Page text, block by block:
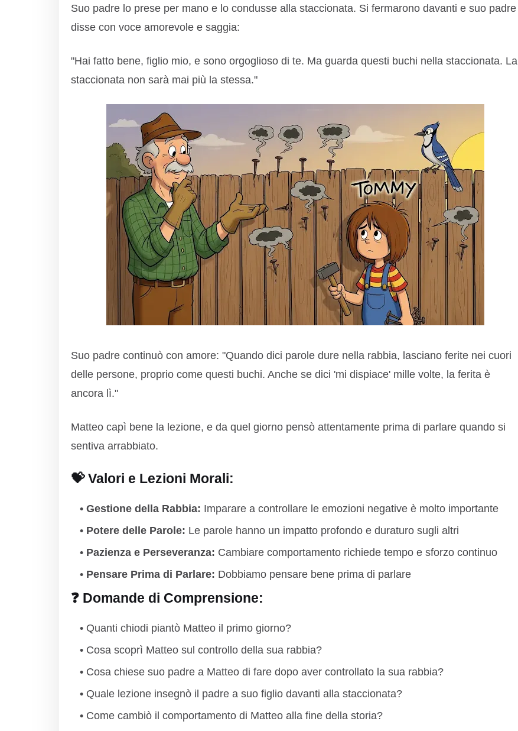
Suo padre lo prese per mano e lo condusse alla staccionata. Si fermarono davanti e suo padre
disse con voce amorevole e saggia:
"Hai fatto bene, figlio mio, e sono orgoglioso di te. Ma guarda questi buchi nella staccionata. La
staccionata non sarà mai più la stessa."
Suo padre continuò con amore: "Quando dici parole dure nella rabbia, lasciano ferite nei cuori
delle persone, proprio come questi buchi. Anche se dici 'mi dispiace' mille volte, la ferita è
ancora lì."
Matteo capì bene la lezione, e da quel giorno pensò attentamente prima di parlare quando si
sentiva arrabbiato.
💝 Valori e Lezioni Morali:
Gestione della Rabbia: Imparare a controllare le emozioni negative è molto importante
Potere delle Parole: Le parole hanno un impatto profondo e duraturo sugli altri
Pazienza e Perseveranza: Cambiare comportamento richiede tempo e sforzo continuo
Pensare Prima di Parlare: Dobbiamo pensare bene prima di parlare
❓ Domande di Comprensione:
Quanti chiodi piantò Matteo il primo giorno?
Cosa scoprì Matteo sul controllo della sua rabbia?
Cosa chiese suo padre a Matteo di fare dopo aver controllato la sua rabbia?
Quale lezione insegnò il padre a suo figlio davanti alla staccionata?
Come cambiò il comportamento di Matteo alla fine della storia?